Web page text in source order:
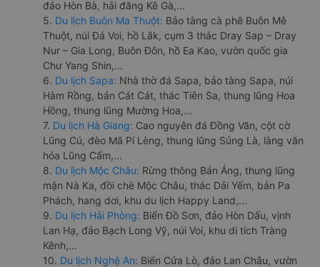
đảo Hòn Bà, hải đăng Kê Gà,...
5. Du lịch Buôn Ma Thuột: Bảo tàng cà phê Buôn Mê
Thuột, núi Đá Voi, hồ Lắk, cụm 3 thác Dray Sap – Dray
Nur – Gia Long, Buôn Đôn, hồ Ea Kao, vườn quốc gia
Chư Yang Shin,...
6. Du lịch Sapa: Nhà thờ đá Sapa, bảo tàng Sapa, núi
Hàm Rồng, bản Cát Cát, thác Tiên Sa, thung lũng Hoa
Hồng, thung lũng Mường Hoa,...
7. Du lịch Hà Giang: Cao nguyên đá Đồng Văn, cột cờ
Lũng Cú, đèo Mã Pí Lèng, thung lũng Sủng Là, làng văn
hóa Lũng Cẩm,...
8. Du lịch Mộc Châu: Rừng thông Bản Áng, thung lũng
mận Nà Ka, đồi chè Mộc Châu, thác Dải Yếm, bản Pa
Phách, hang dơi, khu du lịch Happy Land,...
9. Du lịch Hải Phòng: Biển Đồ Sơn, đảo Hòn Dấu, vịnh
Lan Hạ, đảo Bạch Long Vỹ, núi Voi, khu di tích Tràng
Kênh,...
10. Du lịch Nghệ An: Biển Cửa Lò, đảo Lan Châu, vườn